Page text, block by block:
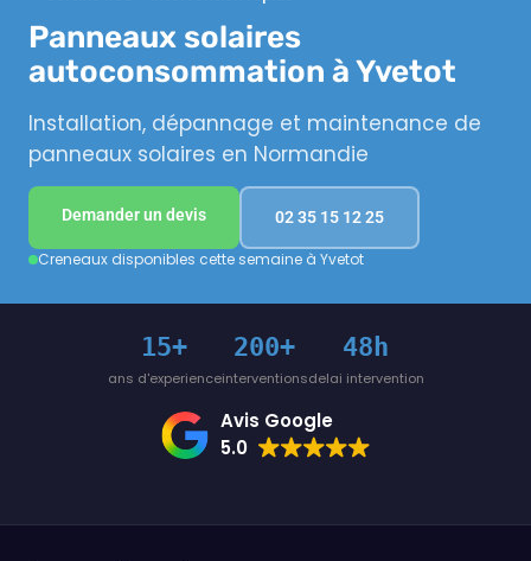
Panneaux solaires
autoconsommation à Yvetot
Installation, dépannage et maintenance de
panneaux solaires en Normandie
Demander un devis 02 35 15 12 25
Creneaux disponibles cette semaine à Yvetot
15+
ans d'experience
200+
interventions
48h
delai intervention
Avis Google
5.0